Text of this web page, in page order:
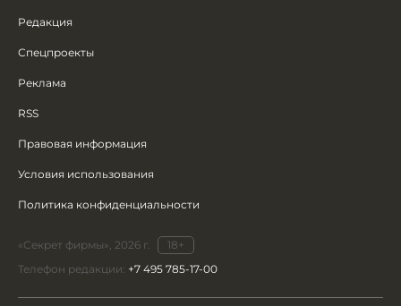
Редакция
Спецпроекты
Реклама
RSS
Правовая информация
Условия использования
Политика конфиденциальности
«Секрет фирмы», 2026 г.
18+
Телефон редакции: +7 495 785-17-00